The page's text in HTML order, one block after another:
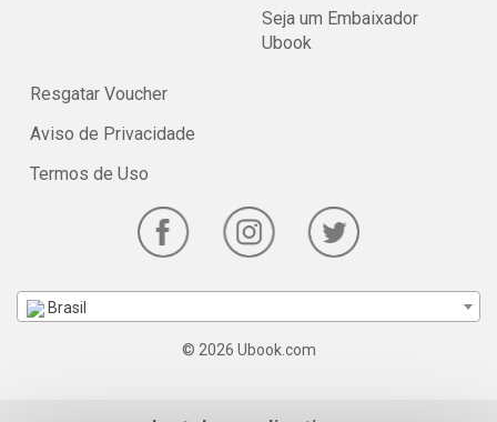
Seja um Embaixador
Ubook
Resgatar Voucher
Aviso de Privacidade
Termos de Uso
Brasil
© 2026 Ubook.com